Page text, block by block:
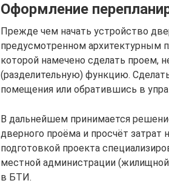
Оформление
Прежде чем начать устройство
предусмотренном архитектурным
которой намечено сделать проем,
(разделительную) функцию.
помещения или обратившись в
В дальнейшем принимается
дверного проёма и просчёт затрат
подготовкой проекта
местной администрации
в БТИ.